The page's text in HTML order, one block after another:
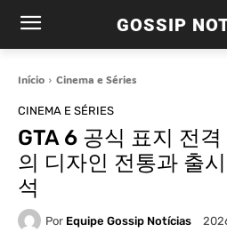
GOSSIP
Início Cinema e Séries
CINEMA E SÉRIES
GTA 6 공식 표지 전
의 디자인 전통과 출
석
Por Equipe Gossip Notícias